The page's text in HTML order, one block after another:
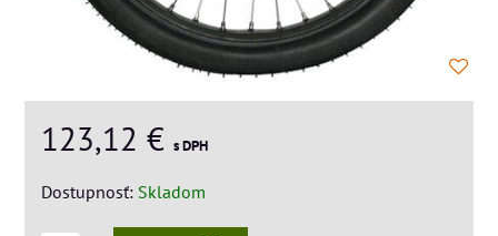
123,12 € s DPH
Dostupnosť: Skladom